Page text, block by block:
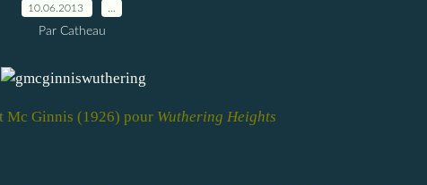
10.06.2013
Par Catheau
Mc Ginnis (1926) pour Wuthering Heights